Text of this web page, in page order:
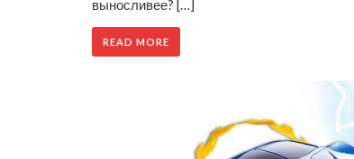
выносливее? […]
READ MORE